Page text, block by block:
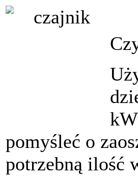
pomyśleć o
potrzebną ilość